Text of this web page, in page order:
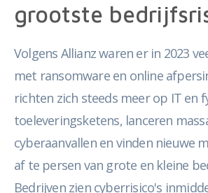
grootste
Volgens Allianz waren er in 2023
met ransomware en online
richten zich steeds meer op IT en
toeleveringsketens, lanceren
cyberaanvallen en vinden nieuwe
af te persen van grote en kleine
Bedrijven zien cyberrisico's